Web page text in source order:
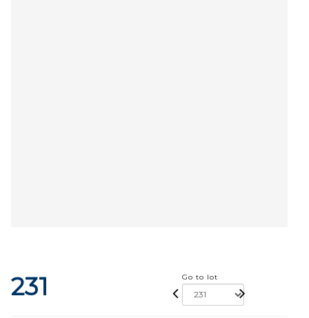
231 Go to lot